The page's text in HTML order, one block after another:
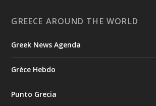
GREECE AROUND THE WORLD
Greek News Agenda
Grèce Hebdo
Punto Grecia